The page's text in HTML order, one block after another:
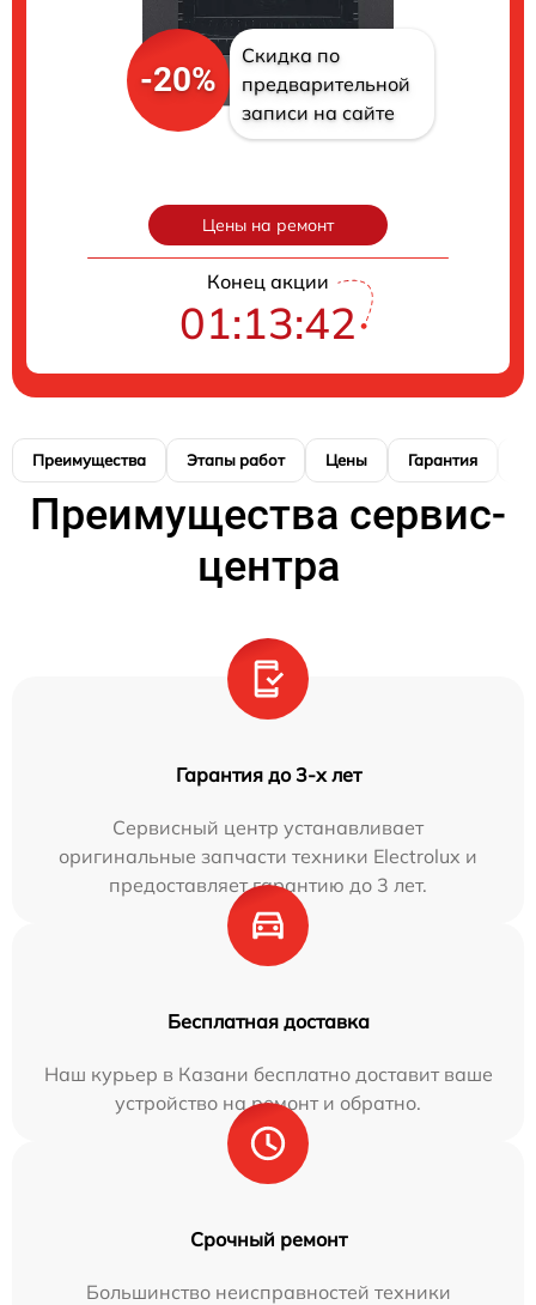
-20%
Скидка по
предварительной
записи на сайте
Цены на ремонт
Конец акции
01:13:41
Преимущества Этапы работ Цены Гарантия
Преимущества сервис-
центра
Гарантия до 3-х лет
Сервисный центр устанавливает
оригинальные запчасти техники Electrolux и
предоставляет гарантию до 3 лет.
Бесплатная доставка
Наш курьер в Казани бесплатно доставит ваше
устройство на ремонт и обратно.
Срочный ремонт
Большинство неисправностей техники